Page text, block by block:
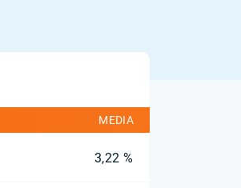
MEDIA
3,22 %